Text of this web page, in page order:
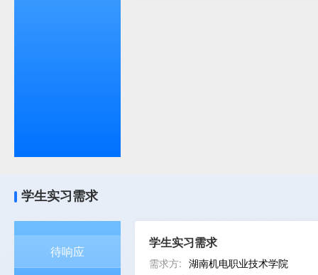
学生实习需求
待响应
学生实习需求
需求方: 湖南机电职业技术学院